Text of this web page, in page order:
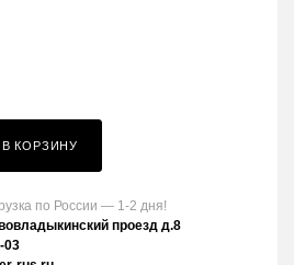
В КОРЗИНУ
по России — 1-2 дня!
проезд д.8
03